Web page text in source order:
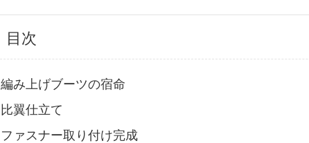
目次
編み上げブーツの宿命
比翼仕立て
ファスナー取り付け完成